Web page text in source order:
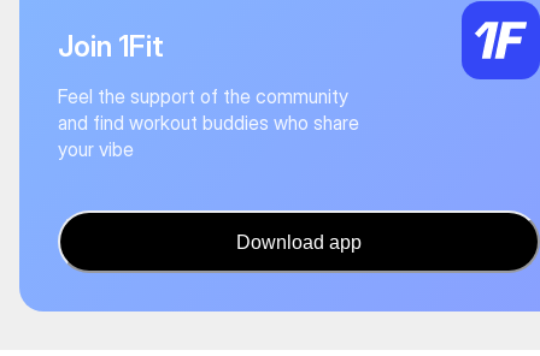
Join 1Fit
Feel the support of the community
and find workout buddies who share
your vibe
Download app